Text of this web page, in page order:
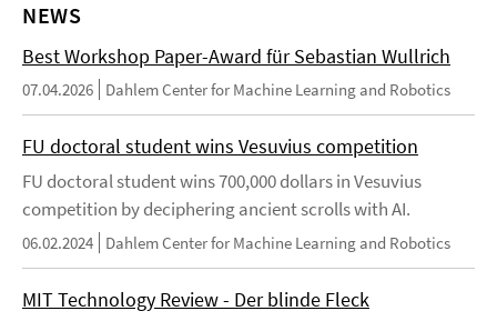
NEWS
Best Workshop Paper-Award für Sebastian Wullrich
07.04.2026 Dahlem Center for Machine Learning and Robotics
FU doctoral student wins Vesuvius competition
FU doctoral student wins 700,000 dollars in Vesuvius
competition by deciphering ancient scrolls with AI.
06.02.2024 Dahlem Center for Machine Learning and Robotics
MIT Technology Review - Der blinde Fleck